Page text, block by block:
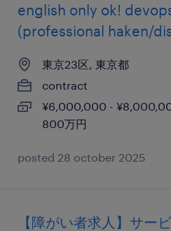
english only ok!
(professional haken/
東京23区, 東京都
contract
¥6,000,000 -
800万円
posted 28 october 2025
【障がい者求人】サー